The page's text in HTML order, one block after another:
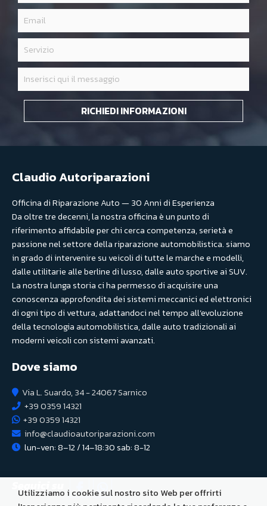
RICHIEDI INFORMAZIONI
Claudio Autoriparazioni
Officina di Riparazione Auto — 30 Anni di Esperienza
Da oltre tre decenni, la nostra officina è un punto di
riferimento affidabile per chi cerca competenza, serietà e
passione nel settore della riparazione automobilistica. siamo
in grado di intervenire su veicoli di tutte le marche e modelli,
dalle utilitarie alle berline di lusso, dalle auto sportive ai SUV.
La nostra lunga storia ci ha permesso di acquisire una
conoscenza approfondita dei sistemi meccanici ed elettronici
di ogni tipo di vettura, adattandoci nel tempo all’evoluzione
della tecnologia automobilistica, dalle auto tradizionali ai
moderni veicoli con sistemi avanzati.
Dove siamo
Via L. Suardo, 34 - 24067 Sarnico
+39 0359 14321
+39 0359 14321
info@claudioautoriparazioni.com
lun-ven: 8–12 / 14–18:30 sab: 8-12
Utilizziamo i cookie sul nostro sito Web per offrirti